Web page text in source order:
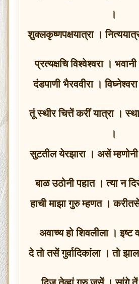
।
शुक्लकृष्णपक्षयात्रा ।
प्रत्यक्षचि विश्वेश्वरा ।
दंडपाणी भैरववीरा ।
तूं स्थीर चित्तें करीं यात्रा ।
।
सुटतील येरझारा । असें
बाळ उठोनी पहात । त्या न
हाची माझा गुरु म्हणत ।
अवाच्य हो शिवलीला । इष्ट
दे तो तसें गुर्वादिकांला । तो